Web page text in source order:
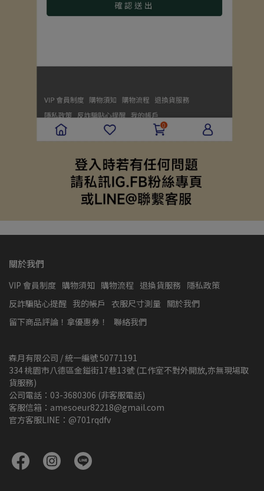
關於我們
VIP 會員制度 購物須知 購物流程 退換貨服務 隱私政策
反詐騙貼心提醒 我的帳戶 衣服尺寸測量 關於我們
留下商品評論！拿優惠券！
聯絡我們
森月有限公司 / 統一編號 50771191
334 桃園市八德區金鎰街17巷13號 (工作室不對外開放,亦無現場取
貨服務)
公司電話：03-3680306 (非客服電話)
客服信箱：amesoeur82218@gmail.com
官方客服LINE：@701rqdfv